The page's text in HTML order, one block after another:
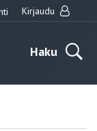
Kirjaudu
Haku